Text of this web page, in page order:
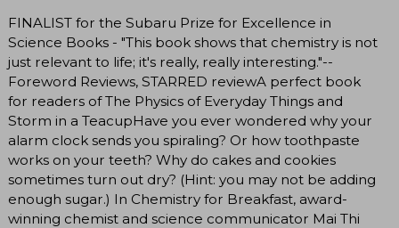
FINALIST for the Subaru Prize for Excellence in
Science Books - "This book shows that chemistry is not
just relevant to life; it's really, really interesting."--
Foreword Reviews, STARRED reviewA perfect book
for readers of The Physics of Everyday Things and
Storm in a TeacupHave you ever wondered why your
alarm clock sends you spiraling? Or how toothpaste
works on your teeth? Why do cakes and cookies
sometimes turn out dry? (Hint: you may not be adding
enough sugar.) In Chemistry for Breakfast, award-
winning chemist and science communicator Mai Thi